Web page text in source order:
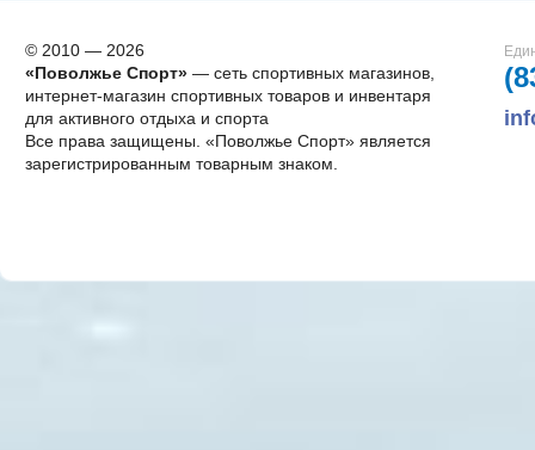
© 2010 — 2026
«Поволжье Спорт»— сеть спортивных магазинов,
интернет-магазин спортивных товаров и инвентаря
для активного отдыха и спорта
Все права защищены. «Поволжье Спорт» является
зарегистрированным товарным знаком.